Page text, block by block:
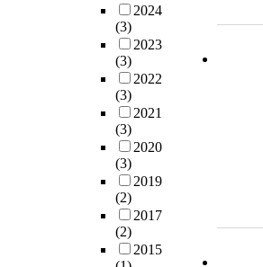
2024
(3)
2023
(3)
2022
(3)
2021
(3)
2020
(3)
2019
(2)
2017
(2)
2015